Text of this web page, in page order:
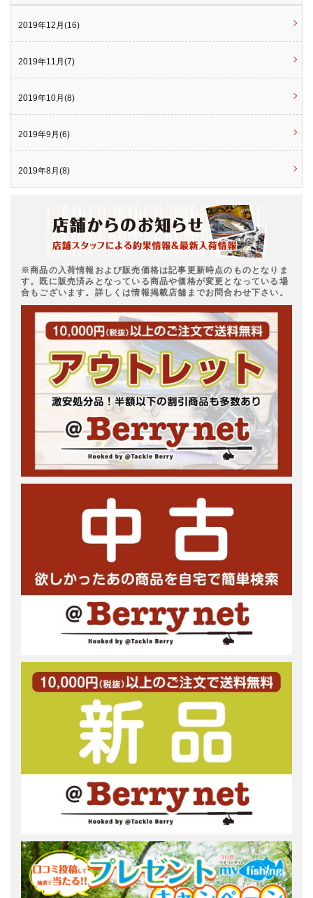
2019年12月(16)
2019年11月(7)
2019年10月(8)
2019年9月(6)
2019年8月(8)
※商品の入荷情報および販売価格は記事更新時点のものとなりま
す。既に販売済みとなっている商品や価格が変更となっている場
合もございます。詳しくは情報掲載店舗までお問合わせ下さい。